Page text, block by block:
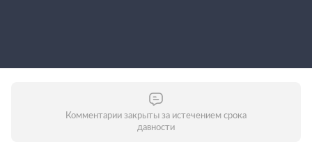
Комментарии закрыты за истечением срока
давности